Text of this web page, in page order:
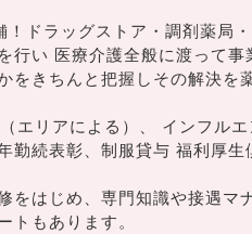
！ドラッグストア・調剤薬局
行い 医療介護全般に渡って事
をきちんと把握しその解決
エリアによる）、 インフル
勤続表彰、制服貸与 福利厚
をはじめ、専門知識や接遇
トもあります。